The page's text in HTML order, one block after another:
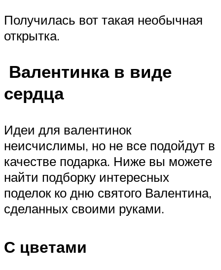
Получилась вот такая необычная
открытка.
Валентинка в виде
сердца
Идеи для валентинок
неисчислимы, но не все подойдут в
качестве подарка. Ниже вы можете
найти подборку интересных
поделок ко дню святого Валентина,
сделанных своими руками.
С цветами